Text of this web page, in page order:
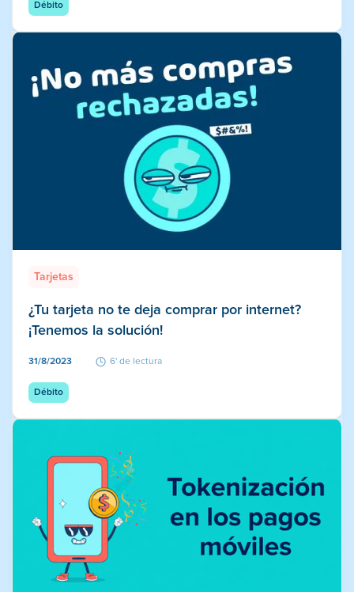
Débito
Tarjetas
¿Tu tarjeta no te deja comprar por internet?
¡Tenemos la solución!
31/8/2023 6' de lectura
Débito